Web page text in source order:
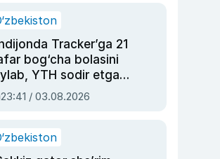
Tracker’ga 21
bog‘cha bolasini
YTH sodir etgan
sud hukmi o‘qildi
23:41 / 03.08.2026